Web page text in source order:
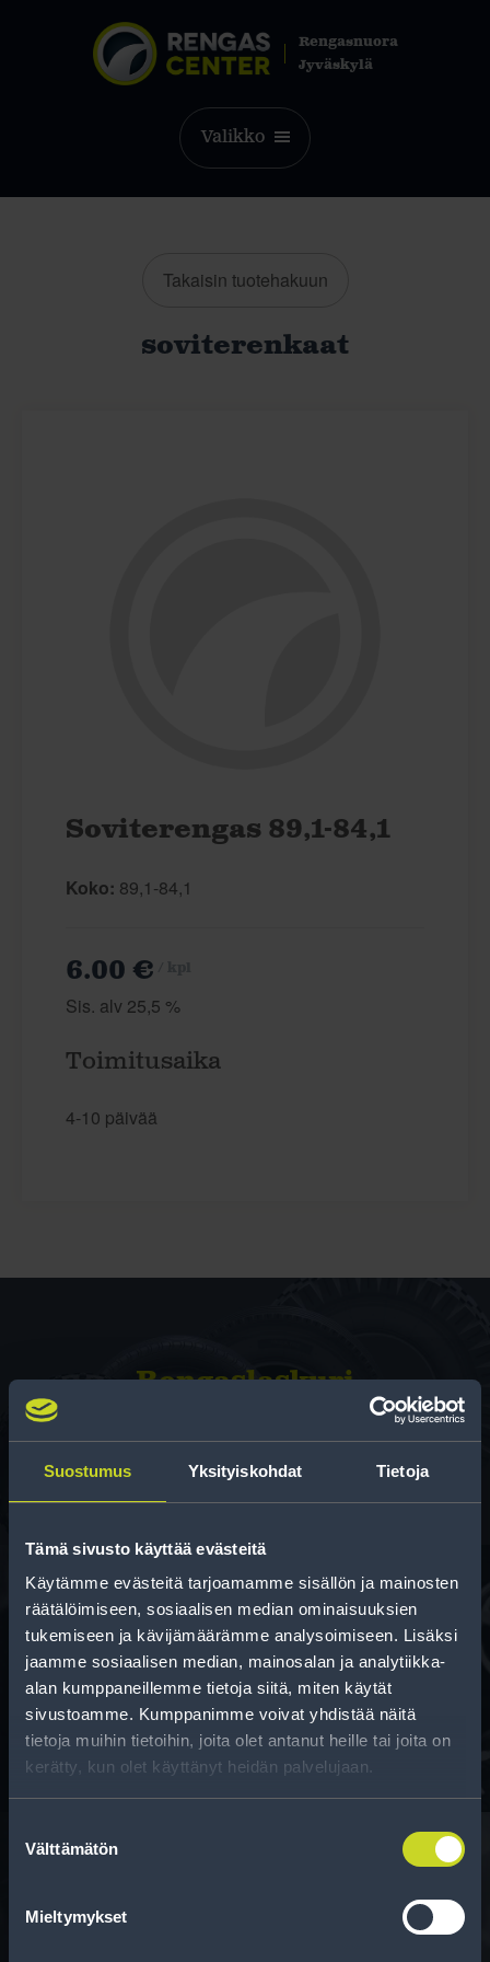
Suostumus Yksityiskohdat Tietoja
Tämä sivusto käyttää evästeitä
Käytämme evästeitä tarjoamamme sisällön ja mainosten
räätälöimiseen, sosiaalisen median ominaisuuksien
tukemiseen ja kävijämäärämme analysoimiseen. Lisäksi
jaamme sosiaalisen median, mainosalan ja analytiikka-
alan kumppaneillemme tietoja siitä, miten käytät
sivustoamme. Kumppanimme voivat yhdistää näitä
tietoja muihin tietoihin, joita olet antanut heille tai joita on
kerätty, kun olet käyttänyt heidän palvelujaan.
valinta
Välttämätön
Mieltymykset
Rengasnuora
Jyväskylä
Valikko
Takaisin tuotehakuun
soviterenkaat
Soviterengas 89,1-84,1
Koko: 89,1-84,1
6.00 €
Sis. alv 25,5 %
Toimitusaika
4-10 päivää
Rengas­laskuri
Auttaa sinua valitsemaan oikean kokoisen renkaan,
kun vaihdat rengaskokoa.
Rahoitus
Tee ostoksesi RengasCenter-tilillä. Saat
maksuaikaa renkaillesi.